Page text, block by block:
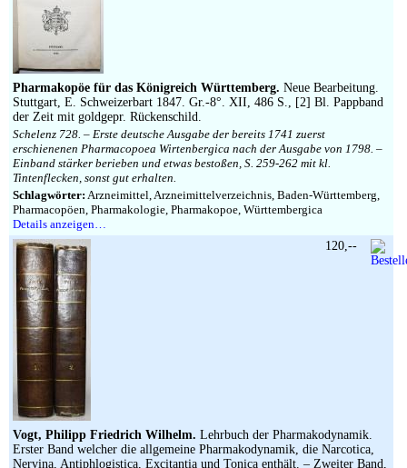
Impressum
Pharmakopöe für das Königreich Württemberg. Neue Bearbeitung.
Stuttgart, E. Schweizerbart 1847. Gr.-8°. XII, 486 S., [2] Bl. Pappband
der Zeit mit goldgepr. Rückenschild.
Schelenz 728. – Erste deutsche Ausgabe der bereits 1741 zuerst
erschienenen Pharmacopoea Wirtenbergica nach der Ausgabe von 1798. –
Einband stärker berieben und etwas bestoßen, S. 259-262 mit kl.
Tintenflecken, sonst gut erhalten.
Schlagwörter: Arzneimittel, Arzneimittelverzeichnis, Baden-Württemberg,
Pharmacopöen, Pharmakologie, Pharmakopoe, Württembergica
Details anzeigen…
Vogt, Philipp Friedrich Wilhelm. Lehrbuch der Pharmakodynamik.
Erster Band welcher die allgemeine Pharmakodynamik, die Narcotica,
Nervina, Antiphlogistica, Excitantia und Tonica enthält. – Zweiter Band,
120,--